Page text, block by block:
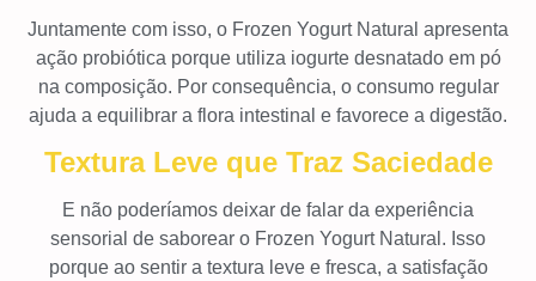
Juntamente com isso, o Frozen Yogurt Natural apresenta
ação probiótica porque utiliza iogurte desnatado em pó
na composição. Por consequência, o consumo regular
ajuda a equilibrar a flora intestinal e favorece a digestão.
Textura Leve que Traz Saciedade
E não poderíamos deixar de falar da experiência
sensorial de saborear o Frozen Yogurt Natural. Isso
porque ao sentir a textura leve e fresca, a satisfação